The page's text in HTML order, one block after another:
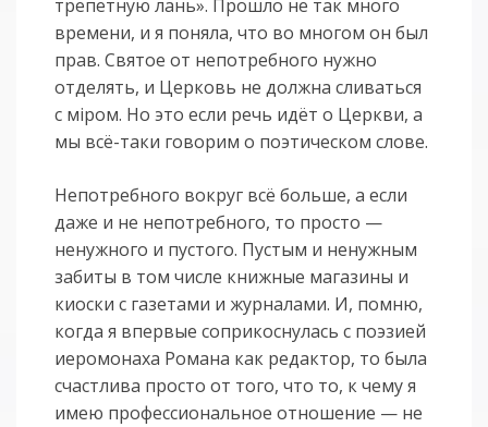
трепетную лань». Прошло не так много
времени, и я поняла, что во многом он был
прав. Святое от непотребного нужно
отделять, и Церковь не должна сливаться
с мiром. Но это если речь идёт о Церкви, а
мы всё-таки говорим о поэтическом слове.
Непотребного вокруг всё больше, а если
даже и не непотребного, то просто —
ненужного и пустого. Пустым и ненужным
забиты в том числе книжные магазины и
киоски с газетами и журналами. И, помню,
когда я впервые соприкоснулась с поэзией
иеромонаха Романа как редактор, то была
счастлива просто от того, что то, к чему я
имею профессиональное отношение — не